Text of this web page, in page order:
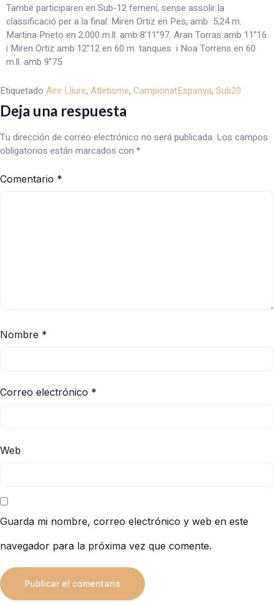
També participaren en Sub-12 femení, sense assolir la
classificació per a la final: Miren Ortiz en Pes, amb 5,24 m.
Martina Prieto en 2.000 m.ll. amb 8’11”97. Aran Torras amb 11”16
i Miren Ortiz amb 12”12 en 60 m. tanques i Noa Torrens en 60
m.ll. amb 9”75.
Etiquetado Aire Lliure, Atletisme, CampionatEspanya, Sub20
Deja una respuesta
Tu dirección de correo electrónico no será publicada. Los campos
obligatorios están marcados con *
Comentario *
Nombre *
Correo electrónico *
Web
Guarda mi nombre, correo electrónico y web en este
navegador para la próxima vez que comente.